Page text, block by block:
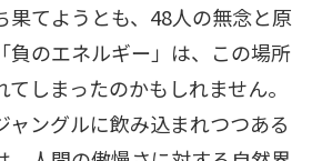
果てようとも、48人の無念と原
負のエネルギー」は、この場所
しまったのかもしれません。
ャングルに飲み込まれつつある